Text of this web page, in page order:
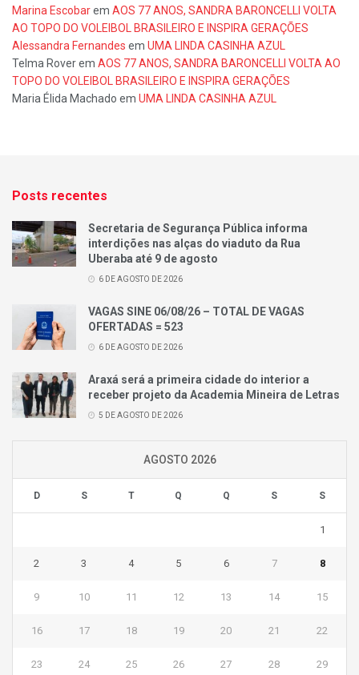
Marina Escobarem AOS 77 ANOS, SANDRA BARONCELLI VOLTA
AO TOPO DO VOLEIBOL BRASILEIRO E INSPIRA GERAÇÕES
Alessandra Fernandes em UMA LINDA CASINHA AZUL
Telma Roverem AOS 77 ANOS, SANDRA BARONCELLI VOLTA AO
TOPO DO VOLEIBOL BRASILEIRO E INSPIRA GERAÇÕES
Maria Élida Machado em UMA LINDA CASINHA AZUL
Posts recentes
Secretaria de Segurança Pública informa
interdições nas alças do viaduto da Rua
Uberaba até 9 de agosto
6 DE AGOSTO DE 2026
VAGAS SINE 06/08/26 – TOTAL DE VAGAS
OFERTADAS = 523
6 DE AGOSTO DE 2026
Araxá será a primeira cidade do interior a
receber projeto da Academia Mineira de Letras
5 DE AGOSTO DE 2026
AGOSTO 2026
D S T Q Q S S
1
2 3 4 5 6 7 8
9 10 11 12 13 14 15
16 17 18 19 20 21 22
23 24 25 26 27 28 29